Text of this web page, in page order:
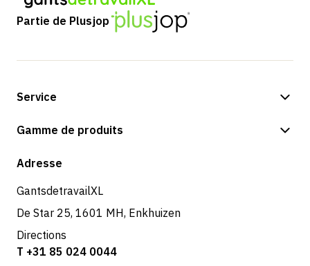
Partie de Plusjop
Service
Options de paiement
Retours et service
Gamme de produits
Boutique
Adresse
GantsdetravailXL
De Star 25, 1601 MH, Enkhuizen
Directions
T +31 85 024 0044